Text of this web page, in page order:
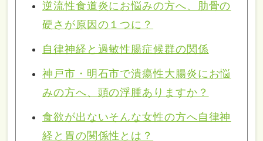
逆流性食道炎にお悩みの方へ、肋骨の
硬さが原因の１つに？
自律神経と過敏性腸症候群の関係
神戸市・明石市で潰瘍性大腸炎にお悩
みの方へ、頭の浮腫ありますか？
食欲が出ないそんな女性の方へ自律神
経と胃の関係性とは？